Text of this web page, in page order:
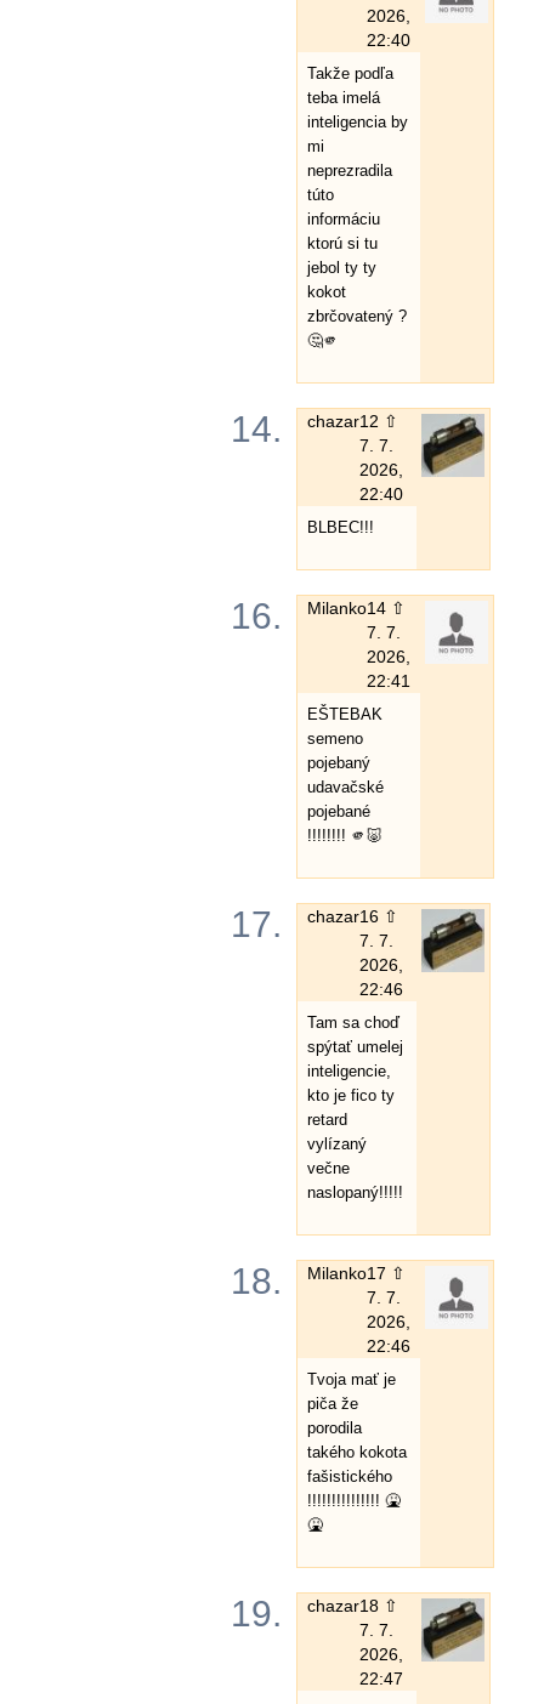
2026,
22:40
Takže podľa
teba imelá
inteligencia by
mi
neprezradila
túto
informáciu
ktorú si tu
jebol ty ty
kokot
zbrčovatený ?
🤔🫵
14. chazar12 ⇧
7. 7.
2026,
22:40
BLBEC!!!
16. Milanko14 ⇧
7. 7.
2026,
22:41
EŠTEBAK
semeno
pojebaný
udavačské
pojebané
!!!!!!!! 🫵🐷
17. chazar16 ⇧
7. 7.
2026,
22:46
Tam sa choď
spýtať umelej
inteligencie,
kto je fico ty
retard
vylízaný
večne
naslopaný!!!!!
18. Milanko17 ⇧
7. 7.
2026,
22:46
Tvoja mať je
piča že
porodila
takého kokota
fašistického
!!!!!!!!!!!!!!! 🤮
🤮
19. chazar18 ⇧
7. 7.
2026,
22:47